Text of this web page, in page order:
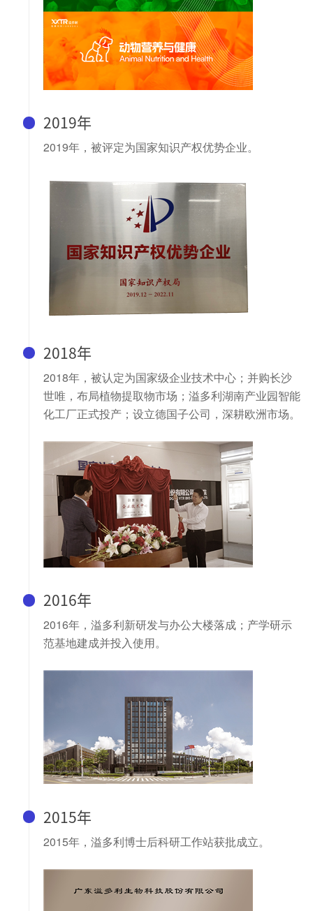
2019年
2019年，被评定为国家知识产权优势企业。
2018年
2018年，被认定为国家级企业技术中心；并购长沙
世唯，布局植物提取物市场；溢多利湖南产业园智能
化工厂正式投产；设立德国子公司，深耕欧洲市场。
2016年
2016年，溢多利新研发与办公大楼落成；产学研示
范基地建成并投入使用。
2015年
2015年，溢多利博士后科研工作站获批成立。